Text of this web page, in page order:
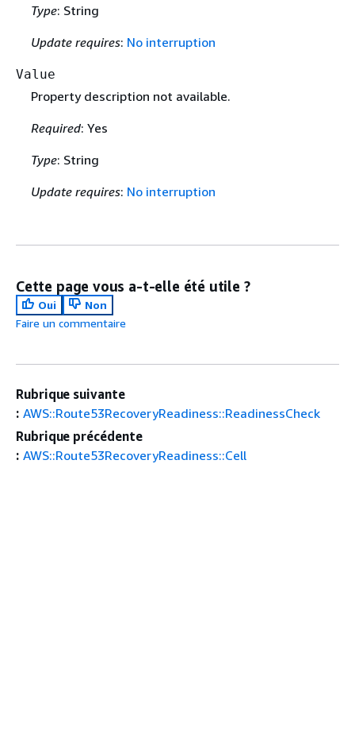
Type: String
Update requires: No interruption
Value
Property description not available.
Required: Yes
Type: String
Update requires: No interruption
Cette page vous a-t-elle été utile ?
Oui
Non
Faire un commentaire
Rubrique suivante
: AWS::Route53RecoveryReadiness::ReadinessCheck
Rubrique précédente
: AWS::Route53RecoveryReadiness::Cell